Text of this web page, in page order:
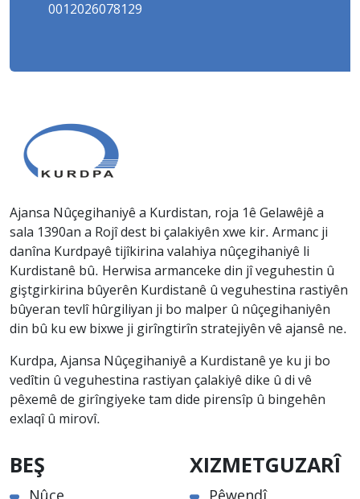
0012026078129
Ajansa Nûçegihaniyê a Kurdistan, roja 1ê Gelawêjê a
sala 1390an a Rojî dest bi çalakiyên xwe kir. Armanc ji
danîna Kurdpayê tijîkirina valahiya nûçegihaniyê li
Kurdistanê bû. Herwisa armanceke din jî veguhestin û
giştgirkirina bûyerên Kurdistanê û veguhestina rastiyên
bûyeran tevlî hûrgiliyan ji bo malper û nûçegihaniyên
din bû ku ew bixwe ji girîngtirîn stratejiyên vê ajansê ne.
Kurdpa, Ajansa Nûçegihaniyê a Kurdistanê ye ku ji bo
vedîtin û veguhestina rastiyan çalakiyê dike û di vê
pêxemê de girîngiyeke tam dide pirensîp û bingehên
exlaqî û mirovî.
BEŞ XIZMETGUZARÎ